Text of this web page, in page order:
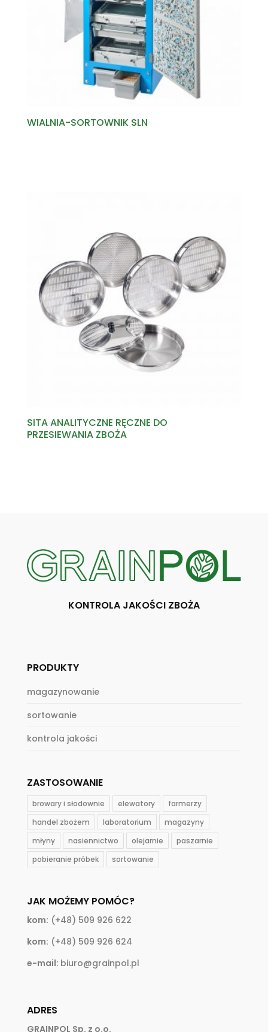
WIALNIA-SORTOWNIK SLN
SITA ANALITYCZNE RĘCZNE DO
PRZESIEWANIA ZBOŻA
KONTROLA JAKOŚCI ZBOŻA
PRODUKTY
magazynowanie
sortowanie
kontrola jakości
ZASTOSOWANIE
browary i słodownie elewatory
farmerzy
handel zbożem
laboratorium
magazyny
młyny
nasiennictwo olejarnie
paszarnie
pobieranie próbek
sortowanie
JAK MOŻEMY POMÓC?
kom: (+48) 509 926 622
kom: (+48) 509 926 624
e-mail: biuro@grainpol.pl
ADRES
GRAINPOL Sp. z o.o.